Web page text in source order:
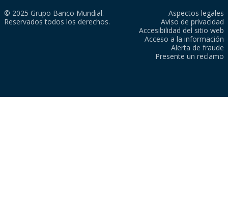
© 2025 Grupo Banco Mundial.
Reservados todos los derechos.
Aspectos legales
Aviso de privacidad
Accesibilidad del sitio web
Acceso a la información
Alerta de fraude
Presente un reclamo